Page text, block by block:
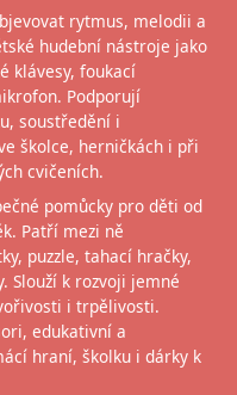
rytmus, melodii a
hudební nástroje jako
klávesy, foukací
Podporují
soustředění i
školce, herničkách i při
cvičeních.
pomůcky pro děti od
Patří mezi ně
puzzle, tahací hračky,
Slouží k rozvoji jemné
i trpělivosti.
edukativní a
hraní, školku i dárky k